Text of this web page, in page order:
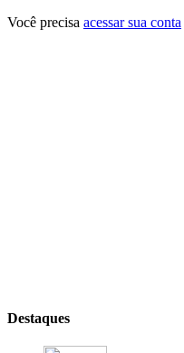
Você precisa acessar sua conta
Destaques